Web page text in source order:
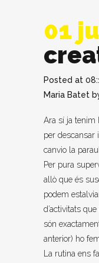
01
Posted at
Maria Batet
Ara sí ja tenim
per descansar
canvio la
Per pura
allò que és
podem
d’activitats
són
anterior) ho
La rutina ens